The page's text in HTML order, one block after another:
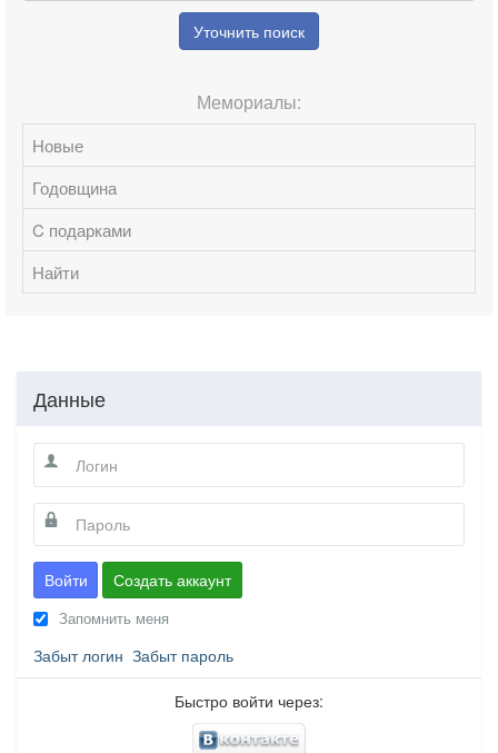
Уточнить поиск
Мемориалы:
Новые
Годовщина
C подарками
Найти
Данные
Войти Создать аккаунт
Запомнить меня
Забыт логин Забыт пароль
Быстро войти через: